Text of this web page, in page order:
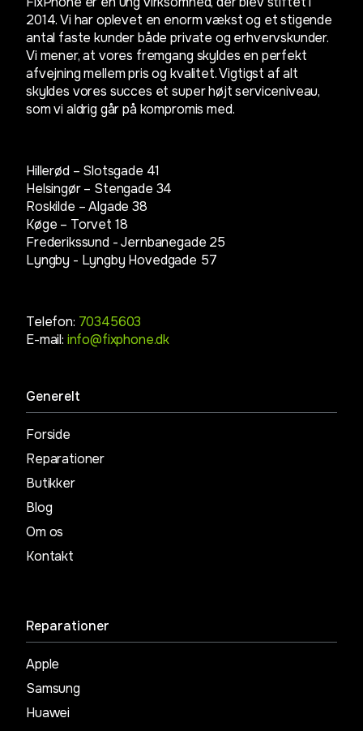
2014. Vi har oplevet en enorm vækst og et stigende
antal faste kunder både private og erhvervskunder.
Vi mener, at vores fremgang skyldes en perfekt
afvejning mellem pris og kvalitet. Vigtigst af alt
skyldes vores succes et super højt serviceniveau,
som vi aldrig går på kompromis med.
Hillerød – Slotsgade 41
Helsingør – Stengade 34
Roskilde – Algade 38
Køge – Torvet 18
Frederikssund - Jernbanegade 25
Lyngby - Lyngby Hovedgade 57
Telefon: 70345603
E-mail: info@fixphone.dk
Generelt
Forside
Reparationer
Butikker
Blog
Om os
Kontakt
Reparationer
Apple
Samsung
Huawei